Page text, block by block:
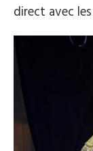
direct avec